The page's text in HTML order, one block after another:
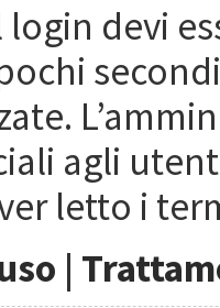
login devi
agli
letto i
|